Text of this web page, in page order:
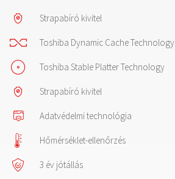
Strapabíró kivitel
Toshiba Dynamic Cache Technology
Toshiba Stable Platter Technology
Strapabíró kivitel
Adatvédelmi technológia
Hőmérséklet-ellenőrzés
3 év jótállás